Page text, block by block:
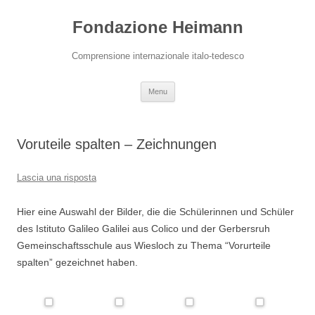
Fondazione Heimann
Comprensione internazionale italo-tedesco
Menu
Voruteile spalten – Zeichnungen
Lascia una risposta
Hier eine Auswahl der Bilder, die die Schülerinnen und Schüler
des Istituto Galileo Galilei aus Colico und der Gerbersruh
Gemeinschaftsschule aus Wiesloch zu Thema “Vorurteile
spalten” gezeichnet haben.